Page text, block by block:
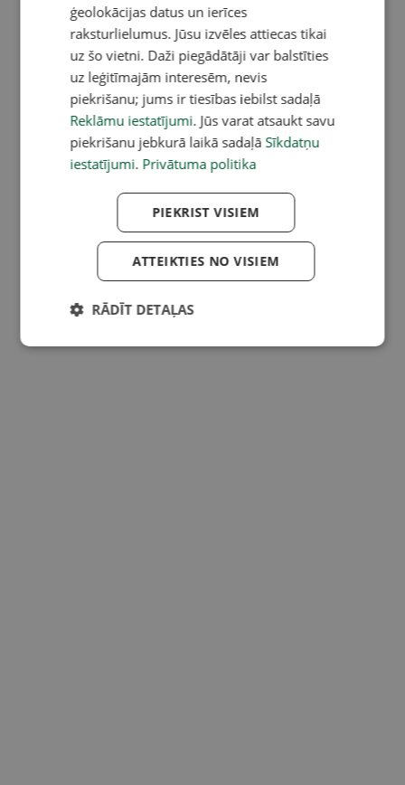
ģeolokācijas datus un ierīces
raksturlielumus. Jūsu izvēles attiecas tikai
uz šo vietni. Daži piegādātāji var balstīties
uz leģitīmajām interesēm, nevis
piekrišanu; jums ir tiesības iebilst sadaļā
Reklāmu iestatījumi. Jūs varat atsaukt savu
piekrišanu jebkurā laikā sadaļā Sīkdatņu
iestatījumi. Privātuma politika
PIEKRIST VISIEM
ATTEIKTIES NO VISIEM
RĀDĪT DETAĻAS